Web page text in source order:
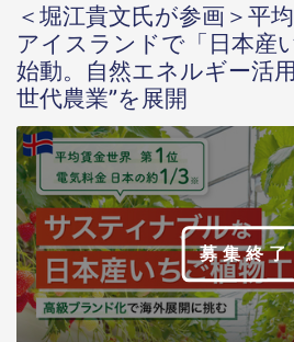
＜堀江貴文氏が参画＞平
アイスランドで「日本産
始動。自然エネルギー活
世代農業”を展開
募集終了